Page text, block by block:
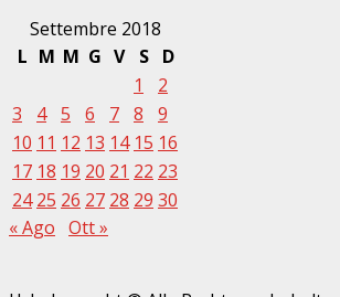
Settembre 2018
L M M G V S
D
1
2
3
4 5 6 7 8
9
10 11 12 13 14 15 16
17 18 19 20 21 22 23
24 25 26 27 28 29 30
« Ago Ott »